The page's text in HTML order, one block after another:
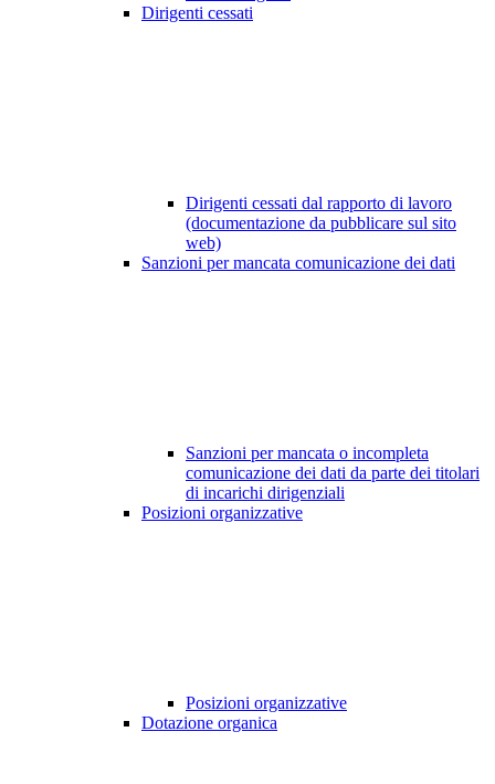
Dirigenti cessati
Dirigenti cessati dal rapporto di lavoro
(documentazione da pubblicare sul sito
web)
Sanzioni per mancata comunicazione dei dati
Sanzioni per mancata o incompleta
comunicazione dei dati da parte dei titolari
di incarichi dirigenziali
Posizioni organizzative
Posizioni organizzative
Dotazione organica